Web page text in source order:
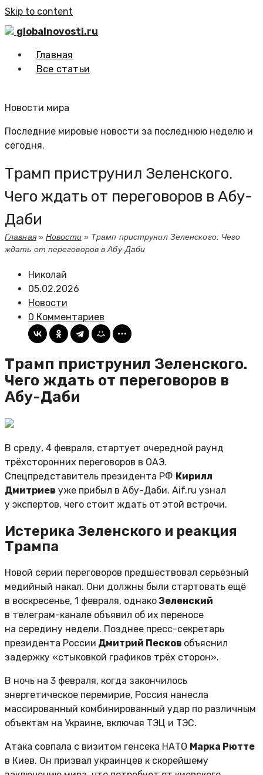
Skip to content
globalnovosti.ru
Главная
Все статьи
Новости мира
Последние мировые новости за последнюю неделю и
сегодня.
Трамп приструнил Зеленского.
Чего ждать от переговоров в Абу-
Даби
Главная»Новости» Трамп приструнил Зеленского. Чего
ждать от переговоров в Абу-Даби
Николай
05.02.2026
Новости
0 Комментариев
Трамп приструнил Зеленского.
Чего ждать от переговоров в
Абу-Даби
В среду, 4 февраля, стартует очередной раунд
трёхсторонних переговоров в ОАЭ.
Спецпредставитель президента РФ Кирилл
Дмитриев уже прибыл в Абу-Даби. Aif.ru узнал
у экспертов, чего стоит ждать от этой встречи.
Истерика Зеленского и реакция
Трампа
Новой серии переговоров предшествовал серьёзный
медийный накал. Они должны были стартовать ещё
в воскресенье, 1 февраля, однакоЗеленский
в телеграм-канале объявил об их переносе
на середину недели. Позднее пресс-секретарь
президента России Дмитрий Песков объяснил
задержку «стыковкой графиков трёх сторон».
В ночь на 3 февраля, когда закончилось
энергетическое перемирие, Россия нанесла
массированный комбинированный удар по различным
объектам на Украине, включая ТЭЦ и ТЭС.
Атака совпала с визитом генсека НАТО Марка Рютте
в Киев. Он призвал украинцев к скорейшему